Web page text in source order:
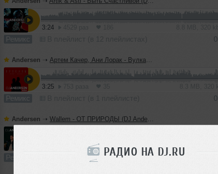
РАДИО НА DJ.RU
3:24
Ремикс
Andersen ➝ Артем Качер, Ани Лорак - Вулканы (DJ Andersen Remix)
3:25
Ремикс
Andersen ➝ Wallem - ОТ ПРИРОДЫ (DJ Andersen Remix)
2192 раза 97 6.3 MB, 320
Ремикс В плейлист (в 4 плейлистах)